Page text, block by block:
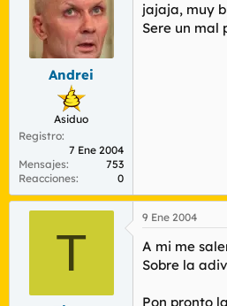
Andrei
Asiduo
Registro
7 Ene 2004
Mensajes
753
Reacciones
0
jajaja, muy
Sere un mal
T
9 Ene 2004
A mi me
Sobre la
Pon pronto